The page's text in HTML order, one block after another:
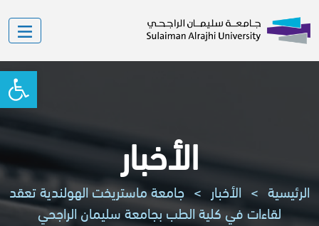
الأخبار
الرئيسية > الأخبار > جامعة ماستريخت الهولندية تعقد
لقاءات في كلية الطب بجامعة سليمان الراجحي